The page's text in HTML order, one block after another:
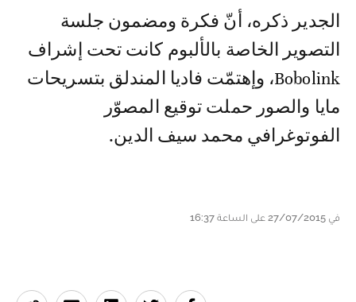
الجدير ذكره، أنّ فكرة ومضمون جلسة
التصوير الخاصة بالألبوم كانت تحت إشراف
Bobolink، وإهتمّت فاديا المندلق بتسريحات
مايا والصور حملت توقيع المصوّر
الفوتوغرافي محمد سيف الدين.
في 27/07/2015 على الساعة 16:37